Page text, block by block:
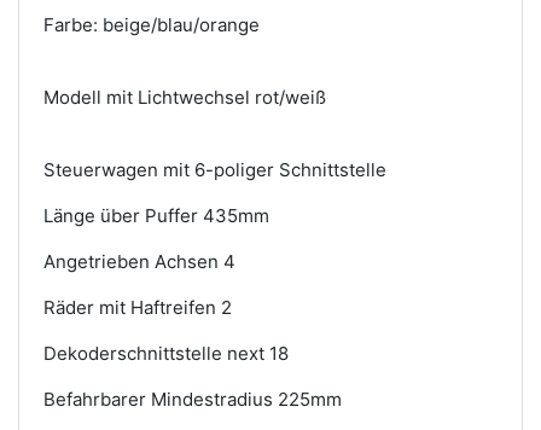
Farbe: beige/blau/orange
Modell mit Lichtwechsel rot/weiß
Steuerwagen mit 6-poliger Schnittstelle
Länge über Puffer 435mm
Angetrieben Achsen 4
Räder mit Haftreifen 2
Dekoderschnittstelle next 18
Befahrbarer Mindestradius 225mm